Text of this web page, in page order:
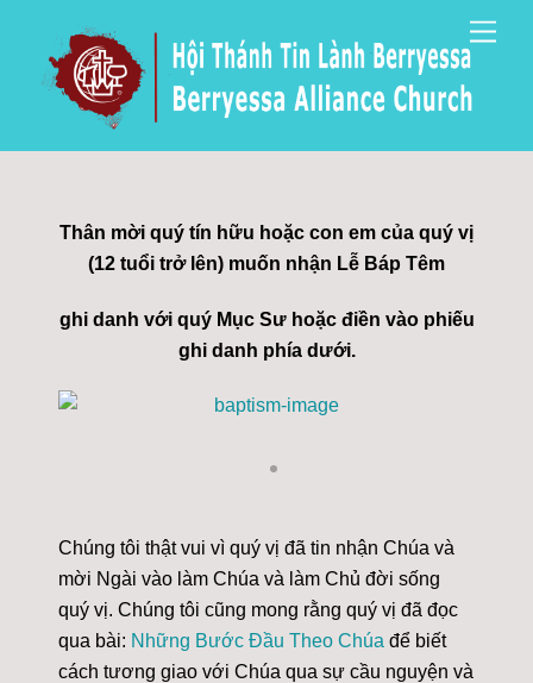
content
Thân mời quý tín hữu hoặc con em của quý vị
(12 tuổi trởlên) muốn nhận Lễ Báp Têm
ghi danh với quý Mục Sưhoặc điền vào phiếu
ghi danh phía dưới.
Chúng tôi thật vui vì quý vị đã tin nhận Chúa và
mời Ngài vào làm Chúa và làm Chủ đời sống
quý vị. Chúng tôi cũng mong rằng quý vị đã đọc
qua bài: Những Bước Đầu Theo Chúađể biết
cách tương giao với Chúa qua sự cầu nguyện và